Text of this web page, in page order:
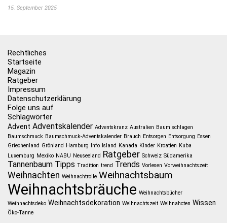
15. September 2025
Rechtliches
Startseite
Magazin
Ratgeber
Impressum
Datenschutzerklärung
Folge uns auf
Schlagwörter
Advent Adventskalender Adventskranz Australien Baum schlagen
Baumschmuck Baumschmuck-Adventskalender Brauch Entsorgen Entsorgung Essen
Griechenland Grönland Hamburg Info Island Kanada KInder Kroatien Kuba
Luxemburg Mexiko NABU Neuseeland Ratgeber Schweiz Südamerika
Tannenbaum Tipps Tradition trend Trends Vorlesen Vorweihnachtszeit
Weihnachten Weihnachtrolle Weihnachtsbaum
Weihnachtsbräuche Weihnachtsbücher
Weihnachtsdeko Weihnachtsdekoration Weihnachtszeit Weihnahcten Wissen
Öko-Tanne